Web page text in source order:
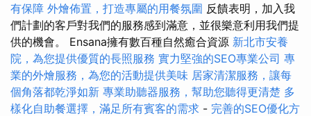
有保障 外燴佈置，打造專屬的用餐氛圍 反饋表明，加入我
們計劃的客戶對我們的服務感到滿意，並很樂意利用我們提
供的機會。 Ensana擁有數百種自然癒合資源 新北市安養
院，為您提供優質的長照服務 實力堅強的SEO專業公司 專
業的外燴服務，為您的活動提供美味 居家清潔服務，讓每
個角落都乾淨如新 專業助聽器服務，幫助您聽得更清楚 多
樣化自助餐選擇，滿足所有賓客的需求 - 完善的SEO優化方